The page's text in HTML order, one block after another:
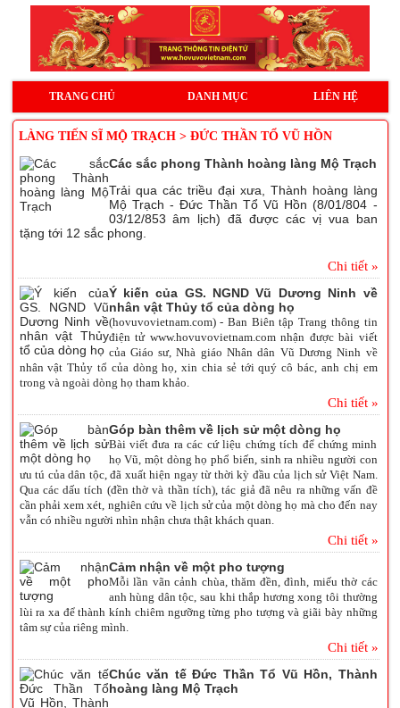
TRANG CHỦ DANH MỤC LIÊN HỆ
LÀNG TIẾN SĨ MỘ TRẠCH > ĐỨC THẦN TỔ VŨ HỒN
Các sắc phong Thành hoàng làng Mộ Trạch
Trải qua các triều đại xưa, Thành hoàng làng
Mộ Trạch - Đức Thần Tổ Vũ Hồn (8/01/804 -
03/12/853 âm lịch) đã được các vị vua ban
tặng tới 12 sắc phong.
Chi tiết »
Ý kiến của GS. NGND Vũ Dương Ninh về
nhân vật Thủy tổ của dòng họ
(hovuvovietnam.com) - Ban Biên tập Trang thông tin
điện tử www.hovuvovietnam.com nhận được bài viết
của Giáo sư, Nhà giáo Nhân dân Vũ Dương Ninh về
nhân vật Thủy tổ của dòng họ, xin chia sẻ tới quý cô bác, anh chị em
trong và ngoài dòng họ tham khảo.
Chi tiết »
Góp bàn thêm về lịch sử một dòng họ
Bài viết đưa ra các cứ liệu chứng tích để chứng minh
họ Vũ, một dòng họ phổ biến, sinh ra nhiều người con
ưu tú của dân tộc, đã xuất hiện ngay từ thời kỳ đầu của lịch sử Việt Nam.
Qua các dấu tích (đền thờ và thần tích), tác giả đã nêu ra những vấn đề
cần phải xem xét, nghiên cứu về lịch sử của một dòng họ mà cho đến nay
vẫn có nhiều người nhìn nhận chưa thật khách quan.
Chi tiết »
Cảm nhận về một pho tượng
Mỗi lần vãn cảnh chùa, thăm đền, đình, miếu thờ các
anh hùng dân tộc, sau khi thắp hương xong tôi thường
lùi ra xa để thành kính chiêm ngưỡng từng pho tượng và giãi bày những
tâm sự của riêng mình.
Chi tiết »
Chúc văn tế Đức Thần Tổ Vũ Hồn, Thành
hoàng làng Mộ Trạch